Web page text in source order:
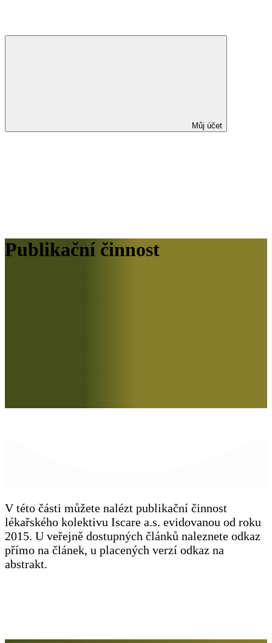
Můj účet
Publikační činnost
V této části můžete nalézt publikační činnost
lékařského kolektivu Iscare a.s. evidovanou od roku
2015. U veřejně dostupných článků naleznete odkaz
přímo na článek, u placených verzí odkaz na
abstrakt.